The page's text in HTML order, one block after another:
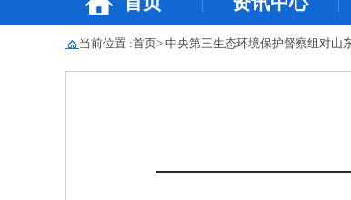
当前位置 :首页> 中央第三生态环境保护督察组对山